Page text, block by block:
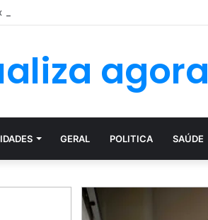
Que…Ver mais
agora
GERAL POLITICA SAÚDE